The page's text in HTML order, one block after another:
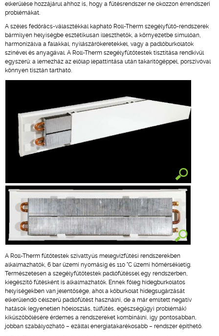
elkerülése hozzájárul ahhoz is, hogy a fűtésrendszer ne okozzon érrendszeri
problémákat.
A széles fedőrács-választékkal kapható Roll-Therm szegélyfűtő-rendszerek
bármilyen helyiségbe esztétikusan illeszthetők, a környezetbe simulóan,
harmonizálva a falakkal, nyílászárókeretekkel, vagy a padlóburkolatok
színével és anyagával. A Roll-Therm szegélyfűtőtestek tisztítása rendkívül
egyszerű: a lemezház az előlap lepattintása után takarítógéppel, porszívóval
könnyen tisztán tartható.
A Roll-Therm fűtőtestek szivattyús melegvízfűtési rendszerekben
alkalmazhatók, 6 bar üzemi nyomásig és 110 °C üzemi hőmérsékletig.
Természetesen a szegélyfűtőtestek padlófűtéssel egy rendszerben,
kiegészítő fűtésként is alkalmazhatók. Ennek főleg hidegburkolatos
helyiségekben van jelentősége, ahol a kőburkolat hidegsugárzását
elkerülendő célszerű padlófűtést használni, de a már említett negatív
hatások (egyenetlen hőeloszlás, túlfűtés, egészségügyi problémák)
kiküszöbölésére érdemes a rendszereket kombinálni, így pontosabban,
jobban szabályozható – ezáltal energiatakarékosabb – rendszer építhető.